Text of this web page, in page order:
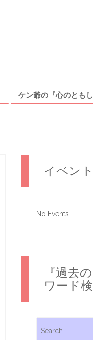
ケン爺の『心のともし
イベント
No Events
『過去
ワード